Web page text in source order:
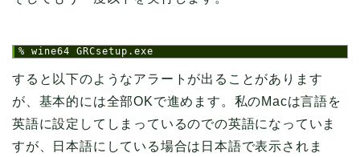
% wine64 GRCsetup.exe
すると以下のようなアラートが出ることがあります
が、基本的には全部OKで進めます。私のMacは言語を
英語に設定してしまっているのでの英語になっていま
すが、日本語にしている場合は日本語で表示されま